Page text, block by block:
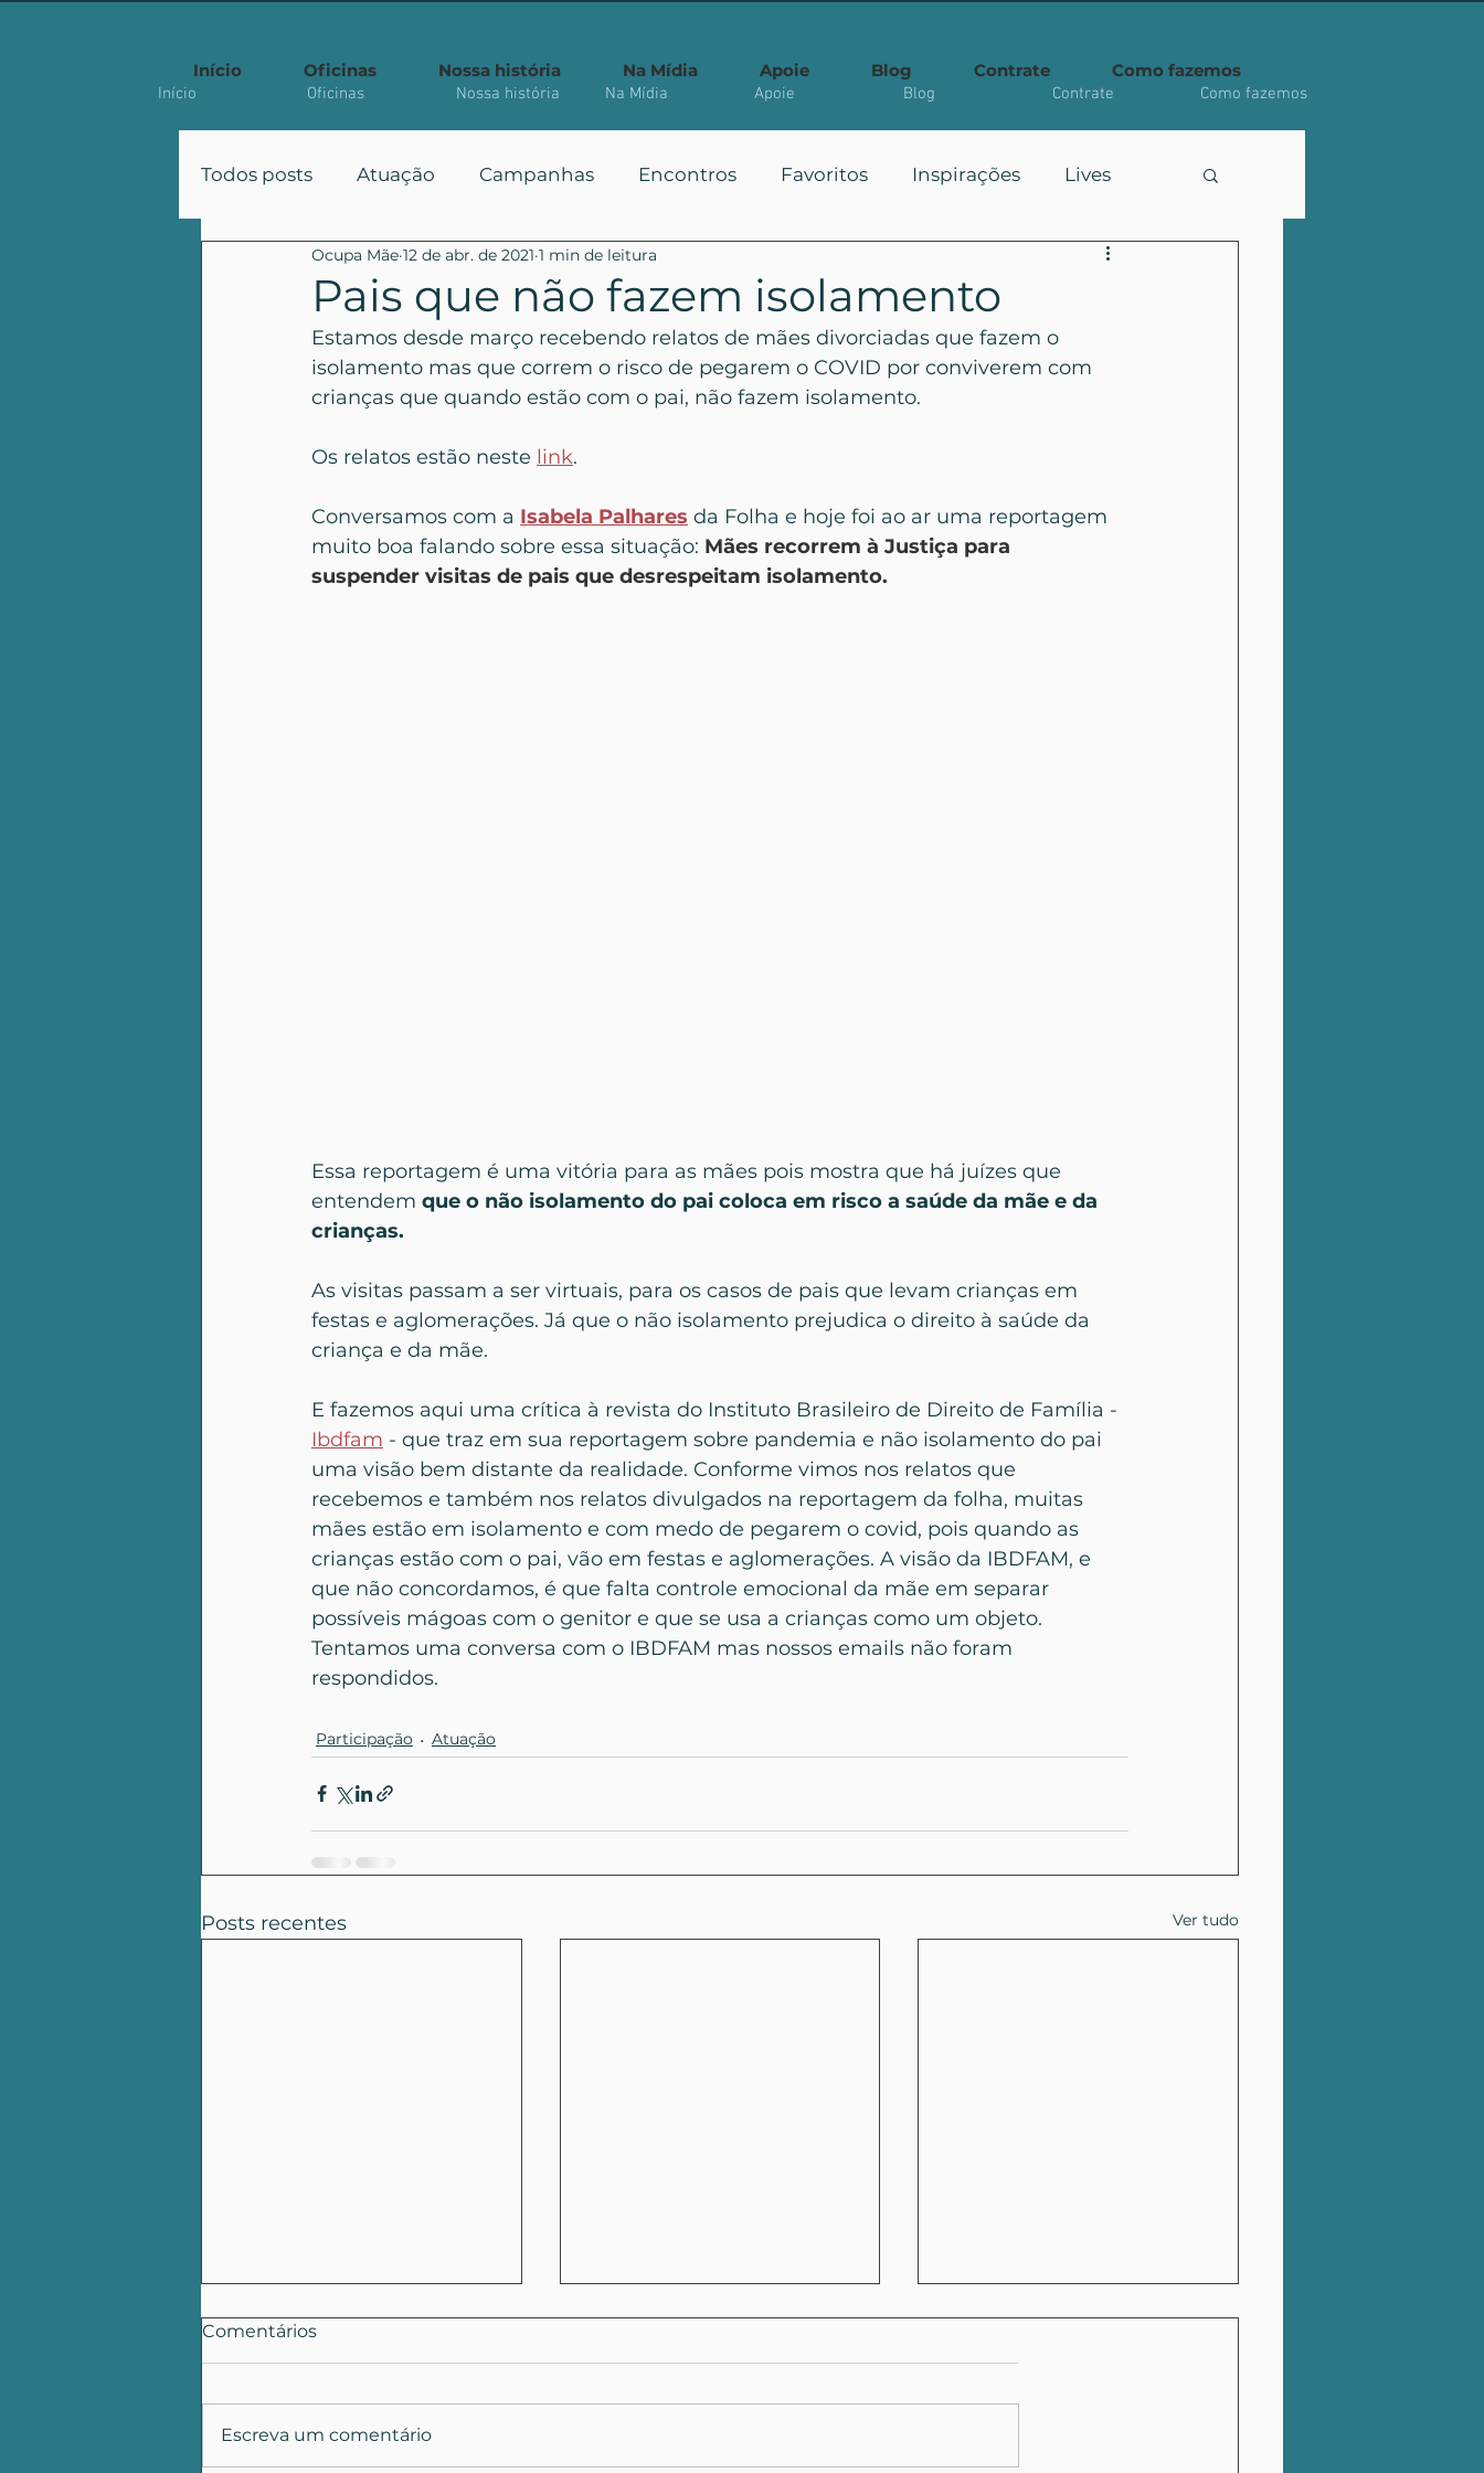
Início Oficinas Nossa história Na Mídia Apoie Blog Contrate Como fazemos
Todos posts Atuação Campanhas Encontros Favoritos Inspirações Lives
Participação Políticas Públicas Você Sabia?
Artigo Acadêmico
Pais que não fazem isolamento
Ocupa Mãe 12 de abr. de 2021 1 min de leitura
Estamos desde março recebendo relatos de mães divorciadas que fazem o
isolamento mas que correm o risco de pegarem o COVID por conviverem com
crianças que quando estão com o pai, não fazem isolamento.
Os relatos estão neste link.
Conversamos com a Isabela Palhares da Folha e hoje foi ao ar uma reportagem
muito boa falando sobre essa situação: Mães recorrem à Justiça para
suspender visitas de pais que desrespeitam isolamento.
Essa reportagem é uma vitória para as mães pois mostra que há juízes que
entendem que o não isolamento do pai coloca em risco a saúde da mãe e da
crianças.
As visitas passam a ser virtuais, para os casos de pais que levam crianças em
festas e aglomerações. Já que o não isolamento prejudica o direito à saúde da
criança e da mãe.
E fazemos aqui uma crítica à revista do Instituto Brasileiro de Direito de Família -
Ibdfam - que traz em sua reportagem sobre pandemia e não isolamento do pai
uma visão bem distante da realidade. Conforme vimos nos relatos que
recebemos e também nos relatos divulgados na reportagem da folha, muitas
mães estão em isolamento e com medo de pegarem o covid, pois quando as
crianças estão com o pai, vão em festas e aglomerações. A visão da IBDFAM, e
que não concordamos, é que falta controle emocional da mãe em separar
possíveis mágoas com o genitor e que se usa a crianças como um objeto.
Tentamos uma conversa com o IBDFAM mas nossos emails não foram
respondidos.
Participação Atuação
Posts recentes Ver tudo
Comentários
Escreva um comentário
Início Oficinas Nossa história Na Mídia Apoie Blog Contrate Como fazemos